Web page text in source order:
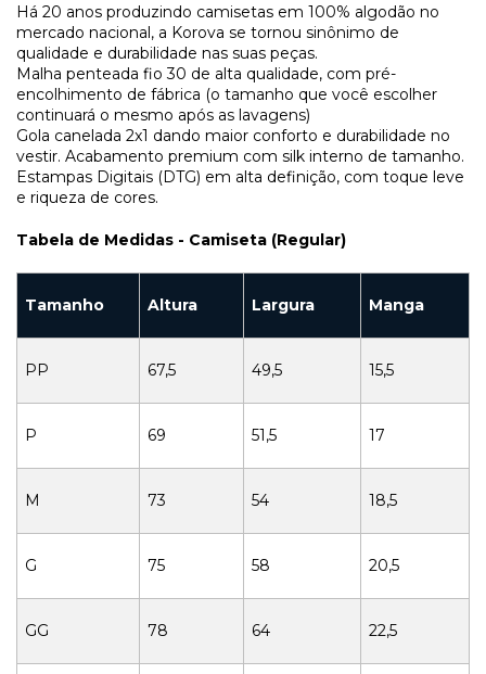
Há 20 anos produzindo camisetas em 100% algodão no
mercado nacional, a Korova se tornou sinônimo de
qualidade e durabilidade nas suas peças.
Malha penteada fio 30 de alta qualidade, com pré-
encolhimento de fábrica (o tamanho que você escolher
continuará o mesmo após as lavagens)
Gola canelada 2x1 dando maior conforto e durabilidade no
vestir. Acabamento premium com silk interno de tamanho.
Estampas Digitais (DTG) em alta definição, com toque leve
e riqueza de cores.
Tabela de Medidas - Camiseta (Regular)
Tamanho Altura Largura Manga
PP 67,5 49,5 15,5
P 69 51,5 17
M 73 54 18,5
G 75 58 20,5
GG 78 64 22,5